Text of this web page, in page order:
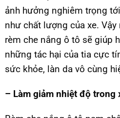
ảnh hưởng nghiêm trọng
như chất lượng của xe.
rèm che nắng ô tô sẽ giúp
những tác hại của tia cực
sức khỏe, làn da vô cùng
– Làm giảm nhiệt độ trong